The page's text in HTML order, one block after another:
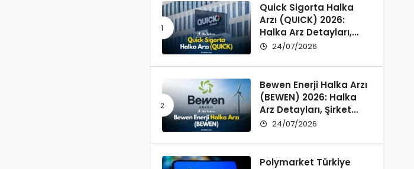
Quick Sigorta Halka
Arzı (QUICK) 2026:
Halka Arz Detayları,
Şirket Profili ve
24/07/2026
Bewen Enerji Halka Arzı
(BEWEN) 2026: Halka
Arz Detayları, Şirket
Profili ve Fon Kullanımı
24/07/2026
Polymarket Türkiye